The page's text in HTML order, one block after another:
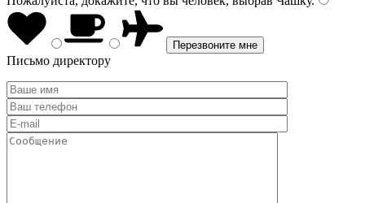
Письмо директору